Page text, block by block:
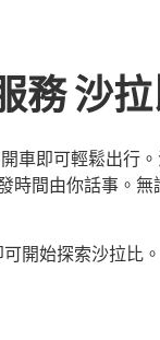
務 沙
車即可輕鬆出行
時間由你話事。
開始探索沙拉比。